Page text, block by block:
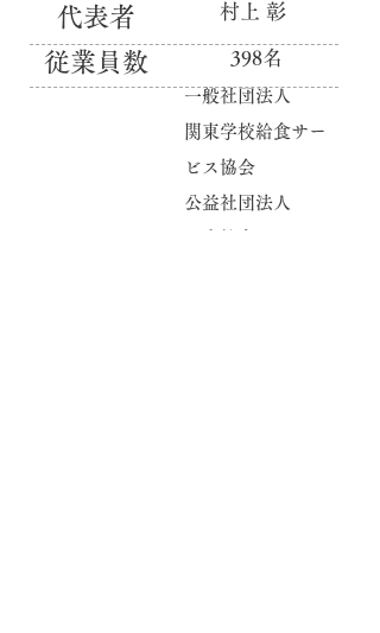
​代表者
従業員数
村上 彰
398名
​一般社団法人
関東学校給食サー
ビス協会
公益社団法人